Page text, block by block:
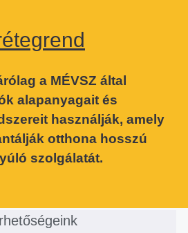
a MÉVSZ által
alapanyagait és
használják, amely
otthona hosszú
szolgálatát.